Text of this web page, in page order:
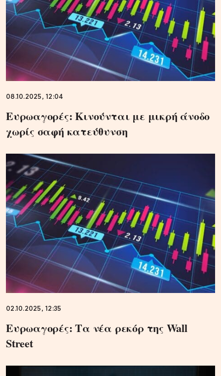
08.10.2025, 12:04
Ευρωαγορές: Κινούνται με μικρή άνοδο
χωρίς σαφή κατεύθυνση
02.10.2025, 12:35
Ευρωαγορές: Τα νέα ρεκόρ της Wall
Street